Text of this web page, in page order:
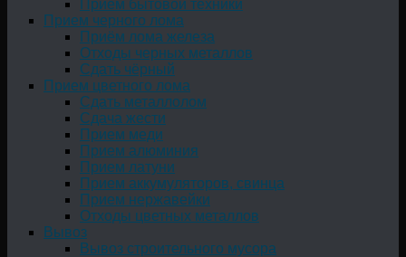
Прием бытовой техники
Прием черного лома
Приём лома железа
Отходы черных металлов
Сдать чёрный
Прием цветного лома
Сдать металлолом
Сдача жести
Прием меди
Прием алюминия
Прием латуни
Прием аккумуляторов, свинца
Прием нержавейки
Отходы цветных металлов
Вывоз
Вывоз строительного мусора